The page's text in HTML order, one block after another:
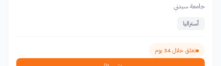
جامعة سيدني
أستراليا
تغلق خلال 34 يوم